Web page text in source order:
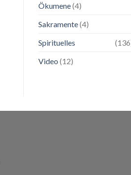
Ökumene(4)
Sakramente(4)
Spirituelles
Video (12)